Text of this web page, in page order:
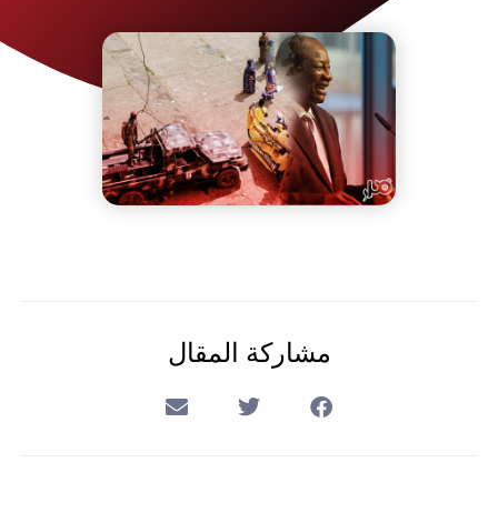
مشاركة المقال